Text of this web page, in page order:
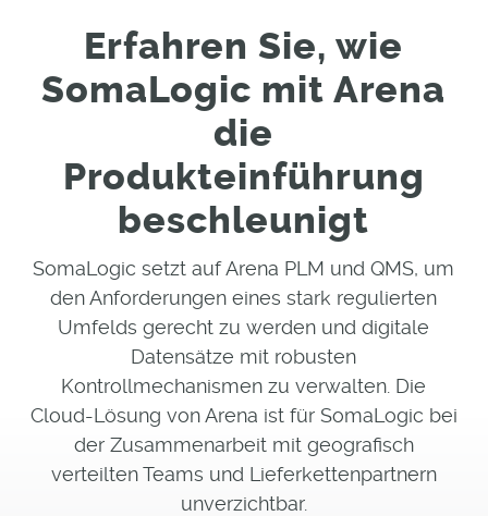
Erfahren Sie, wie
SomaLogic mit Arena
die
Produkteinführung
beschleunigt
SomaLogic setzt auf Arena PLM und QMS, um
den Anforderungen eines stark regulierten
Umfelds gerecht zu werden und digitale
Datensätze mit robusten
Kontrollmechanismen zu verwalten. Die
Cloud-Lösung von Arena ist für SomaLogic bei
der Zusammenarbeit mit geografisch
verteilten Teams und Lieferkettenpartnern
unverzichtbar.